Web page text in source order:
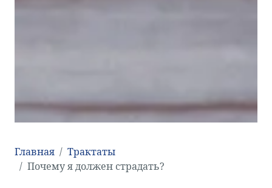
Главная
Трактаты
Почему я должен страдать?